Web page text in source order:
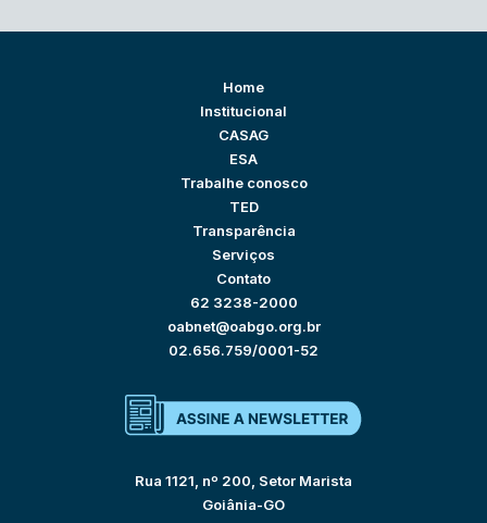
Home
Institucional
CASAG
ESA
Trabalhe conosco
TED
Transparência
Serviços
Contato
62 3238-2000
oabnet@oabgo.org.br
02.656.759/0001-52
Rua 1121, nº 200, Setor Marista
Goiânia-GO